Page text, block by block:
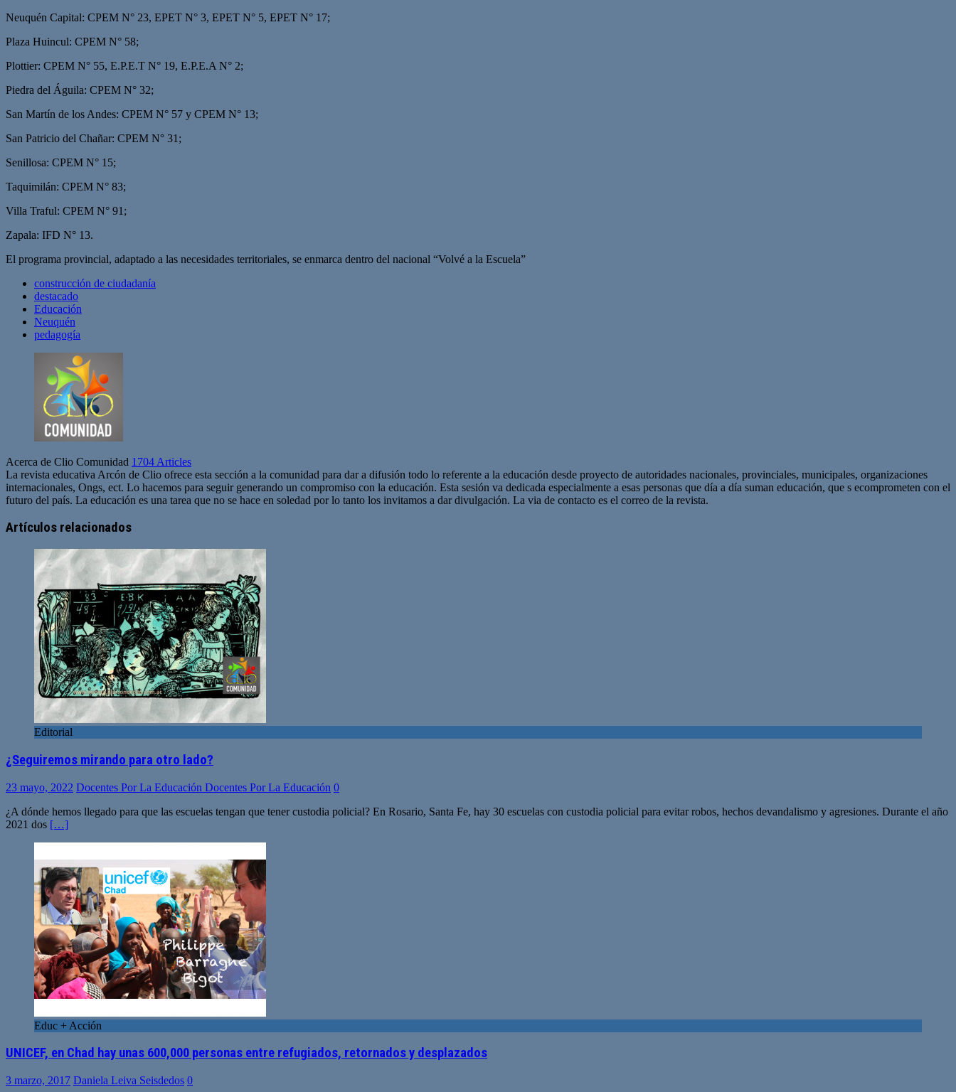
Neuquén Capital: CPEM N° 23, EPET N° 3, EPET N° 5, EPET N° 17;
Plaza Huincul: CPEM N° 58;
Plottier: CPEM N° 55, E.P.E.T N° 19, E.P.E.A N° 2;
Piedra del Águila: CPEM N° 32;
San Martín de los Andes: CPEM N° 57 y CPEM N° 13;
San Patricio del Chañar: CPEM N° 31;
Senillosa: CPEM N° 15;
Taquimilán: CPEM N° 83;
Villa Traful: CPEM N° 91;
Zapala: IFD N° 13.
El programa provincial, adaptado a las necesidades territoriales, se enmarca dentro del nacional “Volvé a la Escuela”
construcción de ciudadanía
destacado
Educación
Neuquén
pedagogía
Acerca de Clio Comunidad 1704 Articles
La revista educativa Arcón de Clio ofrece esta sección a la comunidad para dar a difusión todo lo referente a la educación desde proyecto de autoridades nacionales, provinciales, municipales, organizaciones
internacionales, Ongs, ect. Lo hacemos para seguir generando un compromiso con la educación. Esta sesión va dedicada especialmente a esas personas que día a día suman educación, que s ecomprometen con el
futuro del país. La educación es una tarea que no se hace en soledad por lo tanto los invitamos a dar divulgación. La via de contacto es el correo de la revista.
web
Artículos relacionados
Editorial
¿Seguiremos mirando para otro lado?
23 mayo, 2022 Docentes Por La Educación Docentes Por La Educación 0
¿A dónde hemos llegado para que las escuelas tengan que tener custodia policial? En Rosario, Santa Fe, hay 30 escuelas con custodia policial para evitar robos, hechos devandalismo y agresiones. Durante el año
2021 dos […]
Educ + Acción
UNICEF, en Chad hay unas 600,000 personas entre refugiados, retornados y desplazados
3 marzo, 2017 Daniela Leiva Seisdedos 0